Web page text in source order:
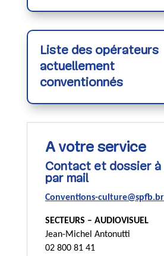
Liste des opérateurs
actuellement
conventionnés
A votre service
Contact et dossier
par mail
Conventions-
SECTEURS – AUDIOVISUEL
Jean-Michel Antonutti
02 800 81 41